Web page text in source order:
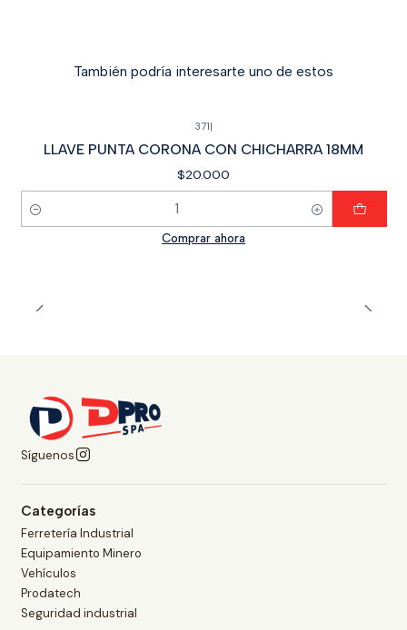
También podría interesarte uno de estos
371|
LLAVE PUNTA CORONA CON CHICHARRA 18MM
$20.000
Cantidad
Comprar ahora
Síguenos
Categorías
Ferretería Industrial
Equipamiento Minero
Vehículos
Prodatech
Seguridad industrial